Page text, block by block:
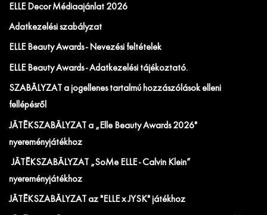
ELLE Decor Médiaajánlat 2026
Adatkezelési szabályzat
ELLE Beauty Awards - Nevezési feltételek
ELLE Beauty Awards - Adatkezelési tájékoztató.
SZABÁLYZAT a jogellenes tartalmú hozzászólások elleni
fellépésről
JÁTÉKSZABÁLYZAT a „Elle Beauty Awards 2026"
nyereményjátékhoz
JÁTÉKSZABÁLYZAT „SoMe ELLE - Calvin Klein”
nyereményjátékhoz
JÁTÉKSZABÁLYZAT az "ELLE x JYSK" játékhoz